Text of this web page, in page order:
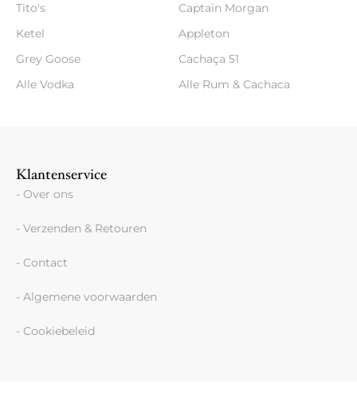
Tito's
Ketel
Grey Goose
Alle Vodka
Captain Morgan
Appleton
Cachaça 51
Alle Rum & Cachaca
Klantenservice
- Over ons
- Verzenden & Retouren
- Contact
- Algemene voorwaarden
- Cookiebeleid